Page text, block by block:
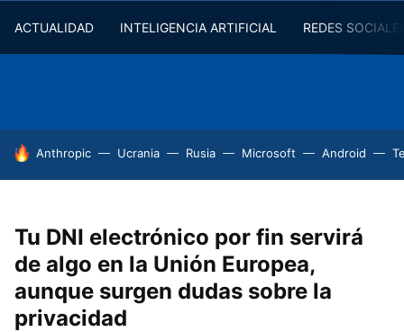
ACTUALIDAD INTELIGENCIA ARTIFICIAL REDES
HOY SE HABLA DE
Anthropic Ucrania Rusia Microsoft Android
Tu DNI electrónico por fin servirá
de algo en la Unión Europea,
aunque surgen dudas sobre la
privacidad